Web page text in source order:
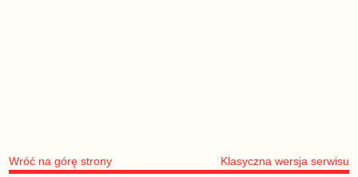
Wróć na górę strony Klasyczna wersja serwisu